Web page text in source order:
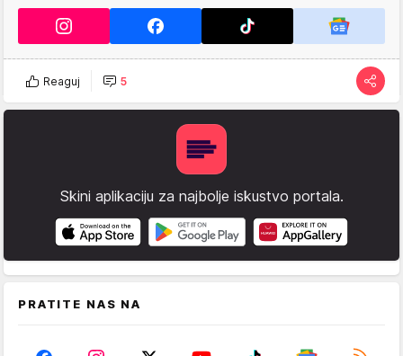
Reaguj 5
Skini aplikaciju za najbolje iskustvo portala.
PRATITE NAS NA